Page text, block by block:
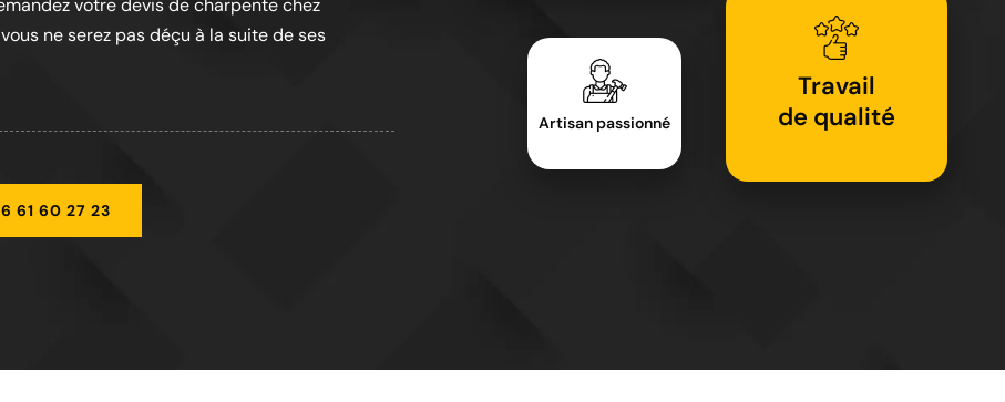
votre devis de charpente chez
ne serez pas déçu à la suite de ses
Artisan passionné
Travail
de qualité
61 60 27 23